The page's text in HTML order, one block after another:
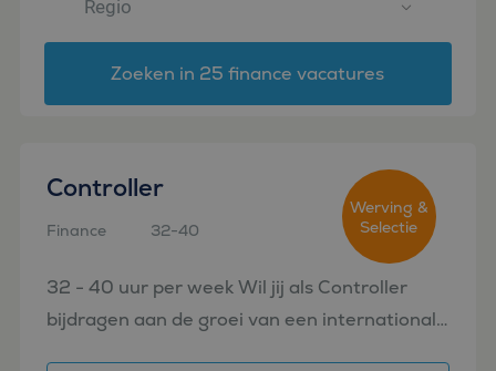
Zoeken in 25 finance vacatures
Controller
Finance
32-40
Werving &
Selectie
32 - 40 uur per week Wil jij als Controller
bijdragen aan de groei van een internationale